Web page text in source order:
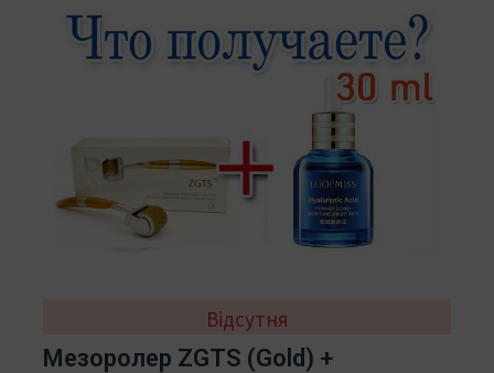
Відсутня
Мезоролер ZGTS (Gold) +